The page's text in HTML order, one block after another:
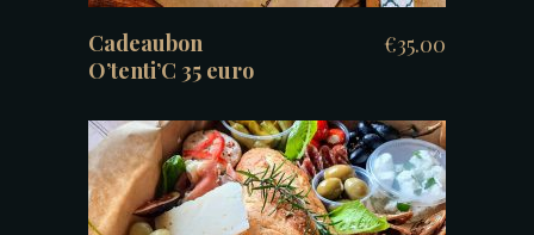
Cadeaubon
O’tenti’C 35 euro
€35.00